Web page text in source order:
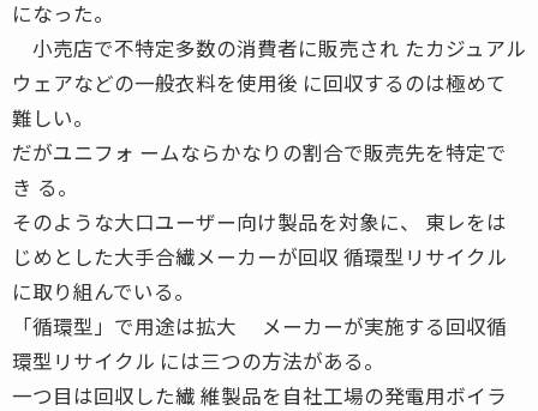
になった。
小売店で不特定多数の消費者に販売され たカジュアル
ウェアなどの一般衣料を使用後 に回収するのは極めて
難しい。
だがユニフォ ームならかなりの割合で販売先を特定で
き る。
そのような大口ユーザー向け製品を対象に、 東レをは
じめとした大手合繊メーカーが回収 循環型リサイクル
に取り組んでいる。
「循環型」で用途は拡大 メーカーが実施する回収循
環型リサイクル には三つの方法がある。
一つ目は回収した繊 維製品を自社工場の発電用ボイラ